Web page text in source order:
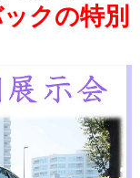
クの特別